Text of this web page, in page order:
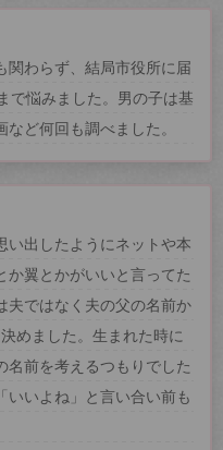
関わらず、結局市役所に届
で悩みました。男の子は基
ど何回も調べました。
い出したようにネットや本
か翼とかがいいと言ってた
夫ではなく夫の父の名前か
めました。生まれた時に
名前を考えるつもりでした
いいよね」と言い合い前も